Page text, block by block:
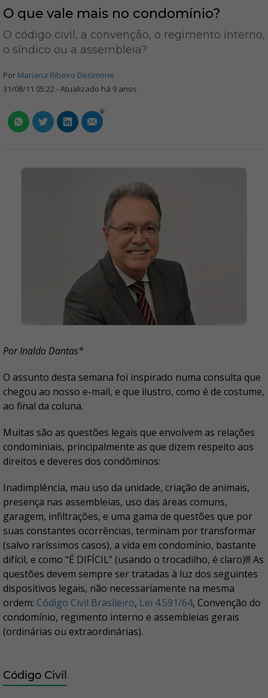
O que vale mais no condomínio?
O código civil, a convenção, o regimento interno,
o síndico ou a assembleia?
Por Mariana Ribeiro Desimone
31/08/11 05:22 - Atualizado há 9 anos
0
Por Inaldo Dantas*
O assunto desta semana foi inspirado numa consulta que
chegou ao nosso e-mail, e que ilustro, como é de costume,
ao final da coluna.
Muitas são as questões legais que envolvem as relações
condominiais, principalmente as que dizem respeito aos
direitos e deveres dos condôminos:
Inadimplência, mau uso da unidade, criação de animais,
presença nas assembleias, uso das áreas comuns,
garagem, infiltrações, e uma gama de questões que por
suas constantes ocorrências, terminam por transformar
(salvo raríssimos casos), a vida em condomínio, bastante
difícil, e como “É DIFÍCIL” (usando o trocadilho, é claro)!!! As
questões devem sempre ser tratadas à luz dos seguintes
dispositivos legais, não necessariamente na mesma
ordem: Código Civil Brasileiro, Lei 4.591/64, Convenção do
condomínio, regimento interno e assembleias gerais
(ordinárias ou extraordinárias).
Código Civil